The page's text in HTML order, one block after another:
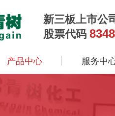
新三板上市公
股票代码
产品中心 服务中